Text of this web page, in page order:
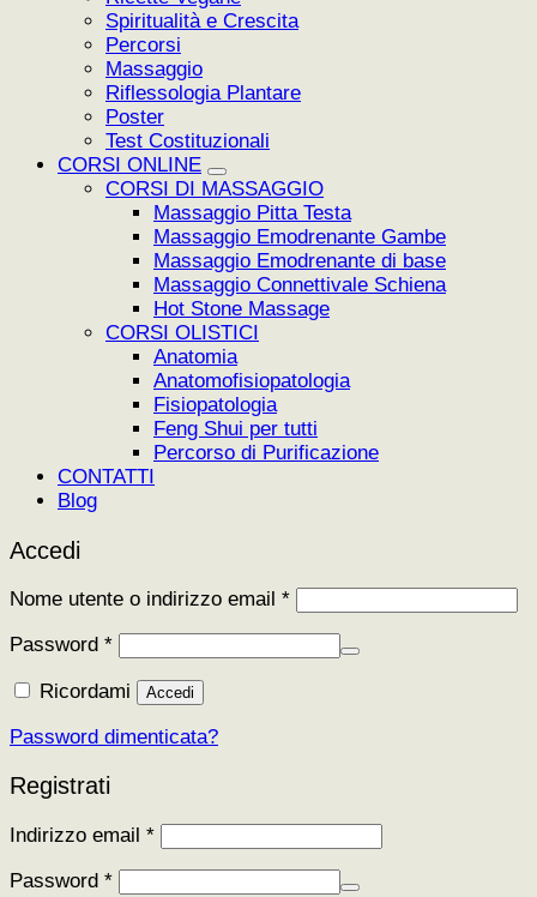
Spiritualità e Crescita
Percorsi
Massaggio
Riflessologia Plantare
Poster
Test Costituzionali
CORSI ONLINE
CORSI DI MASSAGGIO
Massaggio Pitta Testa
Massaggio Emodrenante Gambe
Massaggio Emodrenante di base
Massaggio Connettivale Schiena
Hot Stone Massage
CORSI OLISTICI
Anatomia
Anatomofisiopatologia
Fisiopatologia
Feng Shui per tutti
Percorso di Purificazione
CONTATTI
Blog
Accedi
Nome utente o indirizzo email *Richiesto
Password *Richiesto
Ricordami Accedi
Password dimenticata?
Registrati
Indirizzo email *Richiesto
Password *Richiesto